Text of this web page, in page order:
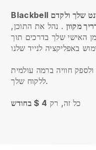
Blackbell מאפשר לך ליצור את אתר האינטרנט שלך ולקדם
מקוון . נהל את התוכן,
האישי שלך בדרכים תוך
חוויה ברמה עולמית
ללקוח שלך.
כל זה, רק 4 $ בחודש